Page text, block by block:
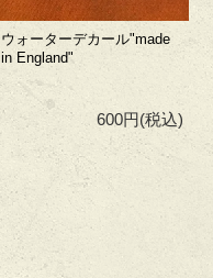
ウォーターデカール"made
in England"
600円(税込)